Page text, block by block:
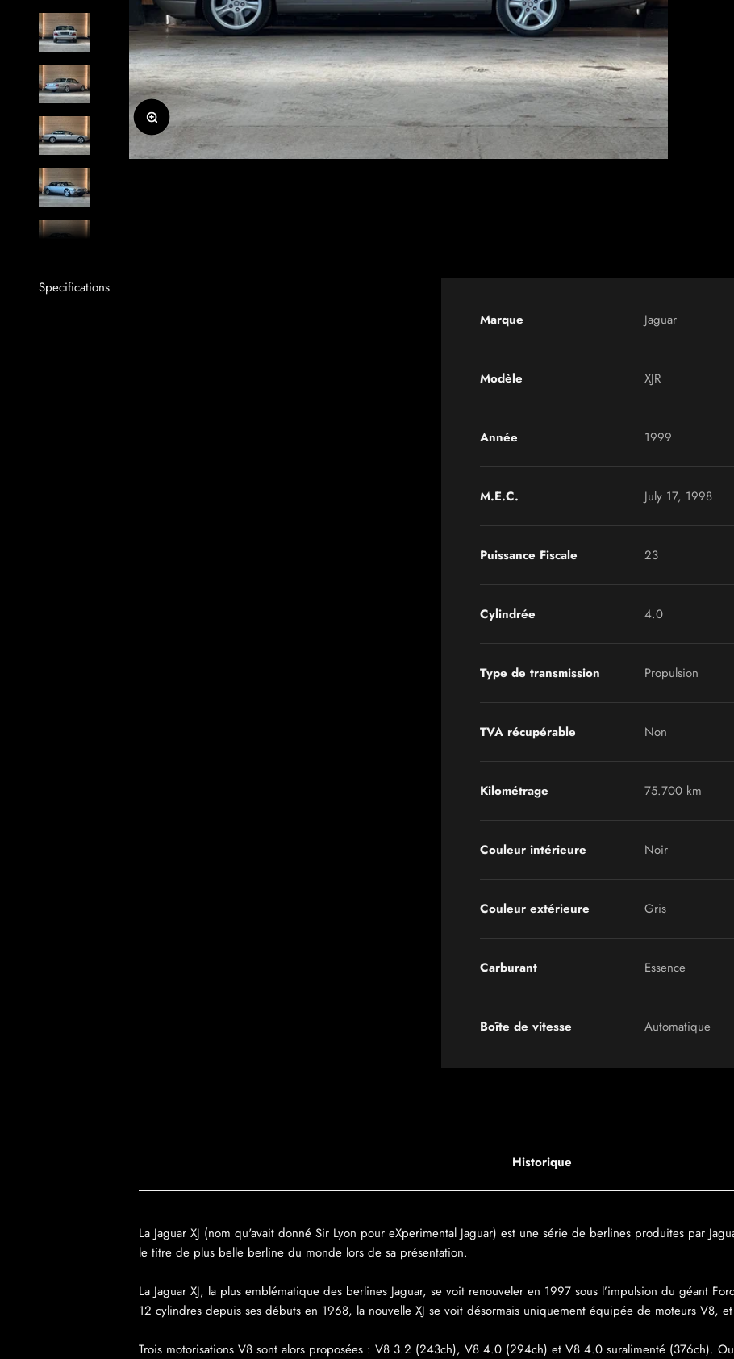
Zoom
Specifications
Marque
Jaguar
Modèle XJR
Année 1999
M.E.C. July 17, 1998
Puissance Fiscale 23
Cylindrée 4.0
Type de transmission Propulsion
TVA récupérable Non
Kilométrage 75.700 km
Couleur intérieure Noir
Couleur extérieure Gris
Carburant Essence
Boîte de vitesse Automatique
Historique
La Jaguar XJ (nom qu'avait donné Sir Lyon pour eXperimental Jaguar) est une série de berlines produites par
le titre de plus belle berline du monde lors de sa présentation.
La Jaguar XJ, la plus emblématique des berlines Jaguar, se voit renouveler en 1997 sous l’impulsion du géant
12 cylindres depuis ses débuts en 1968, la nouvelle XJ se voit désormais uniquement équipée de moteurs V8,
Trois motorisations V8 sont alors proposées : V8 3.2 (243ch), V8 4.0 (294ch) et V8 4.0 suralimenté (376ch).